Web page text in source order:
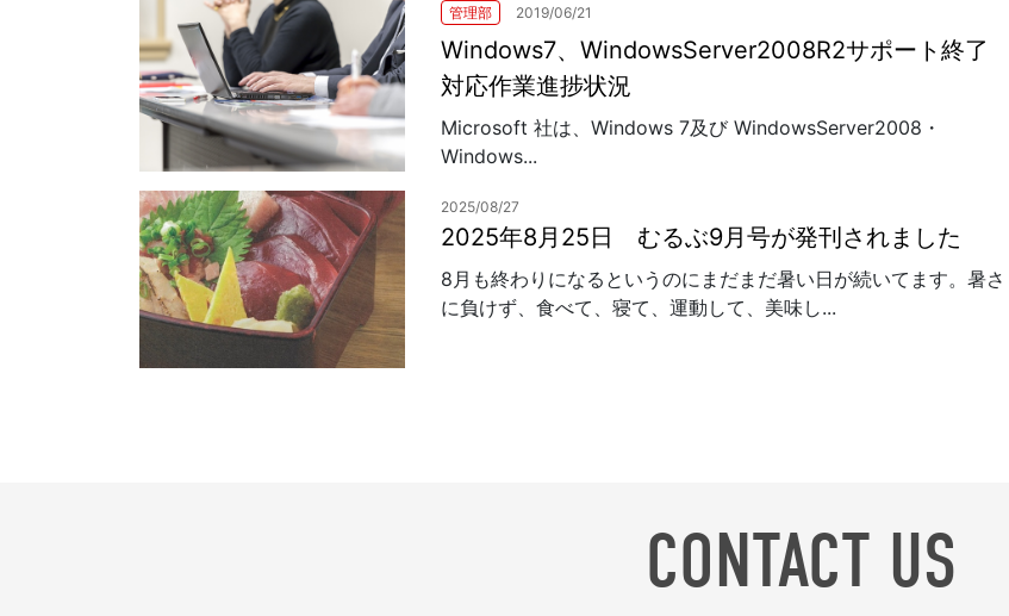
管理部 2019/06/21
Windows7、WindowsServer2008R2サポート終了
対応作業進捗状況
Microsoft 社は、Windows 7及び WindowsServer2008・
Windows...
2025/08/27
2025年8月25日 むるぶ9月号が発刊されました
8月も終わりになるというのにまだまだ暑い日が続いてます。暑さ
に負けず、食べて、寝て、運動して、美味し...
CONTACT US